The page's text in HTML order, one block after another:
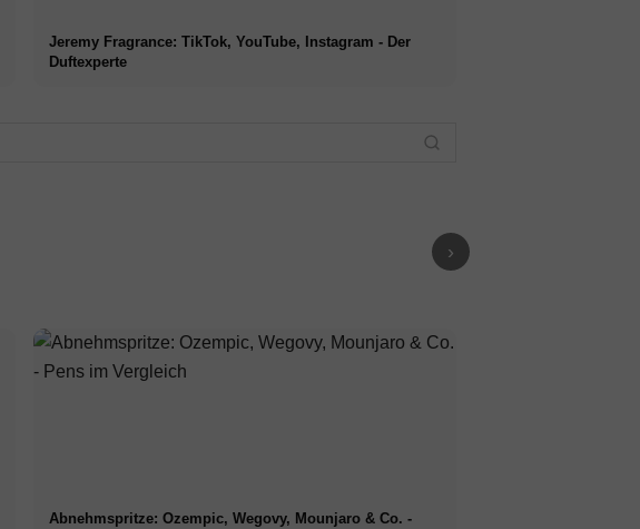
Jeremy Fragrance: TikTok, YouTube, Instagram - Der
Duftexperte
›
Abnehmspritze: Ozempic, Wegovy, Mounjaro & Co. -